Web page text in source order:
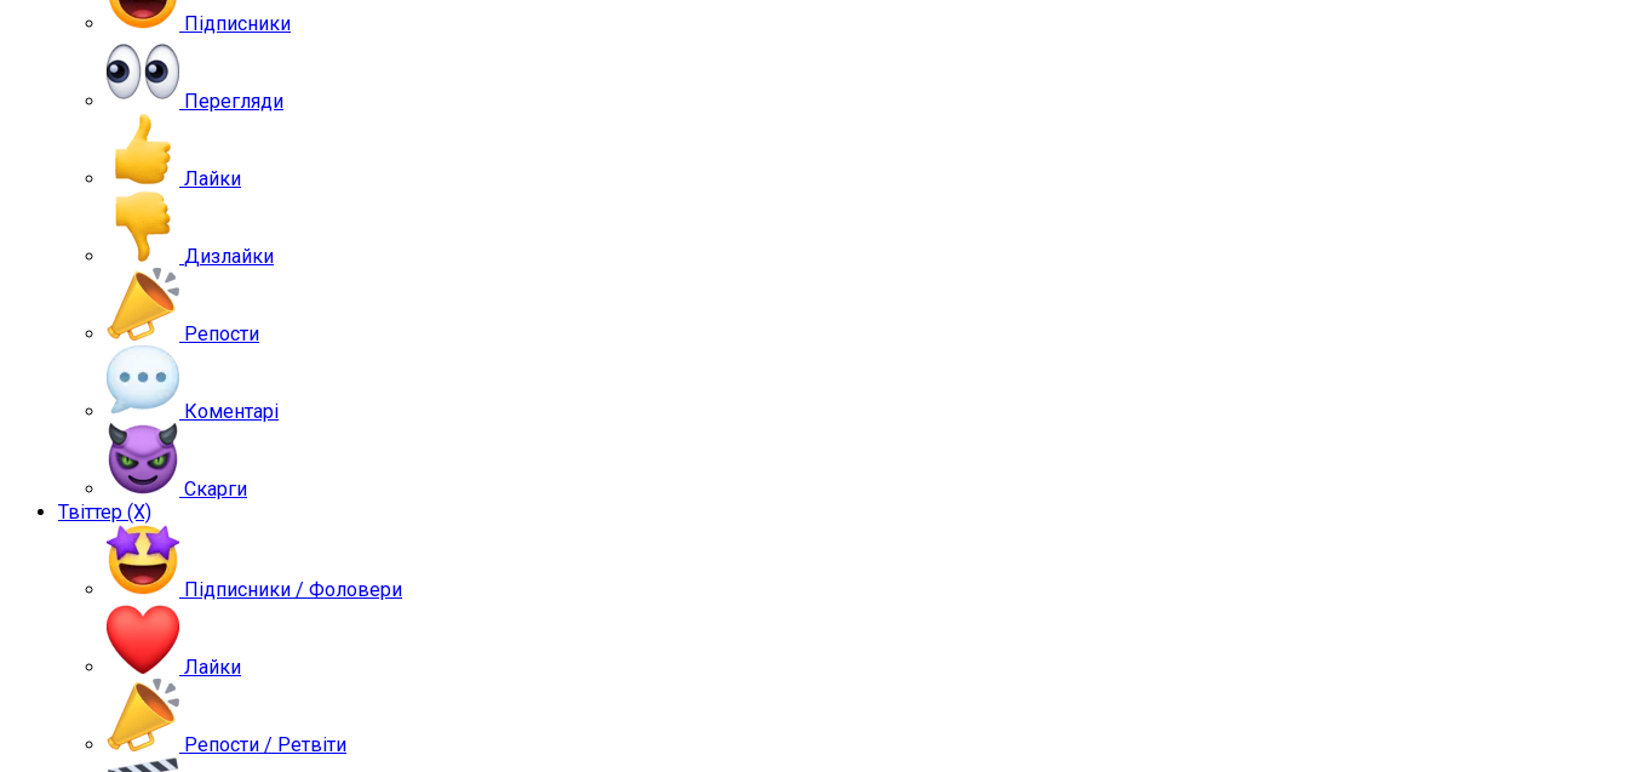
Підписники
Перегляди
Лайки
Дизлайки
Репости
Коментарі
Скарги
Твіттер (X)
Підписники / Фоловери
Лайки
Репости / Ретвіти